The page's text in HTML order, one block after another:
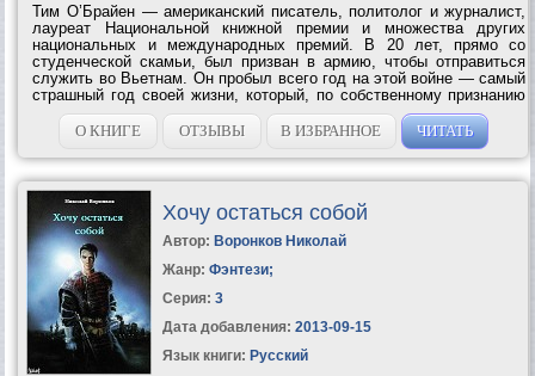
Тим О’Брайен — американский писатель, политолог и журналист,
лауреат Национальной книжной премии и множества других
национальных и международных премий. В 20 лет, прямо со
студенческой скамьи, был призван в армию, чтобы отправиться
служить во Вьетнам. Он пробыл всего год на этой войне — самый
страшный год своей жизни, который, по собственному признанию
писателя, оставил незаживающую рану в его сердце. Позже, когда
боль...О КНИГЕ ОТЗЫВЫ В ИЗБРАННОЕ ЧИТАТЬ
Хочу остаться собой
Автор: Воронков Николай
Жанр: Фэнтези;
Серия: 3
Дата добавления: 2013-09-15
Язык книги: Русский